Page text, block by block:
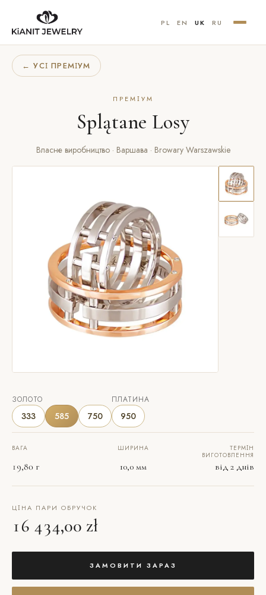
PL EN UK RU
← УСІ ПРЕМІУМ
ПРЕМІУМ
Splątane Losy
Власне виробництво · Варшава · Browary Warszawskie
ЗОЛОТО
333 585 750
ПЛАТИНА
950
ВАГА
19,80 г
ШИРИНА
10,0 мм
ТЕРМІН
ВИГОТОВЛЕННЯ
від 2 днів
ЦІНА ПАРИ ОБРУЧОК
16 434,00 zł
ЗАМОВИТИ ЗАРАЗ